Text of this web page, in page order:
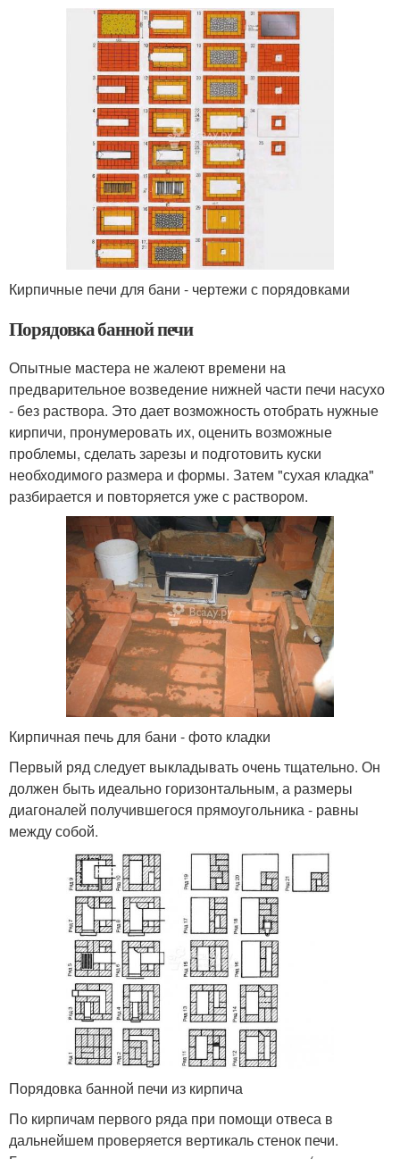
Кирпичные печи для бани - чертежи с порядовками
Порядовка банной печи
Опытные мастера не жалеют времени на
предварительное возведение нижней части печи насухо
- без раствора. Это дает возможность отобрать нужные
кирпичи, пронумеровать их, оценить возможные
проблемы, сделать зарезы и подготовить куски
необходимого размера и формы. Затем "сухая кладка"
разбирается и повторяется уже с раствором.
Кирпичная печь для бани - фото кладки
Первый ряд следует выкладывать очень тщательно. Он
должен быть идеально горизонтальным, а размеры
диагоналей получившегося прямоугольника - равны
между собой.
Порядовка банной печи из кирпича
По кирпичам первого ряда при помощи отвеса в
дальнейшем проверяется вертикаль стенок печи.